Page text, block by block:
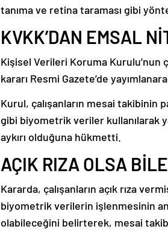
tanıma ve retina taraması gibi
KVKK’DAN EMSAL
Kişisel Verileri Koruma Kurulu’nun
kararı Resmi Gazete’de
Kurul, çalışanların mesai takibinin
gibi biyometrik veriler kullanılarak
aykırı olduğuna hükmetti.
AÇIK RIZA OLSA
Kararda, çalışanların açık rıza
biyometrik verilerin işlenmesinin
olabileceğini belirterek, mesai takibi